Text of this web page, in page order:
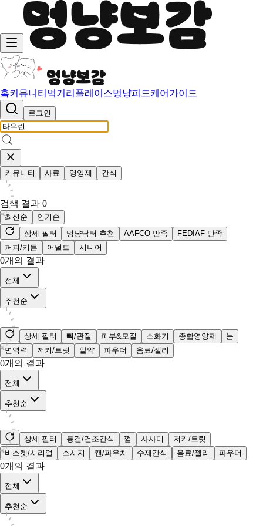
홈커뮤니티 먹거리 플레이스멍냥피드케어가이드
로그인
커뮤니티 사료 영양제 간식
검색 결과 0
최신순
인기순
상세 필터
멍냥닥터 추천 AAFCO 만족
FEDIAF 만족
퍼피/키튼
어덜트 시니어
0개의 결과
전체
추천순
상세 필터 뼈/관절 피부&모질 소화기 종합영양제
눈
면역력
저키/트릿 알약 파우더 음료/젤리
0개의 결과
전체
추천순
상세 필터 동결/건조간식 껌 사사미
저키/트릿
비스켓/시리얼
소시지 캔/파우치 수제간식 음료/젤리 파우더
0개의 결과
전체
추천순